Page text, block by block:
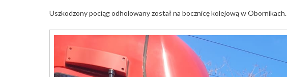
Uszkodzony pociąg odholowany został na bocznicę kolejową w Obornikach.